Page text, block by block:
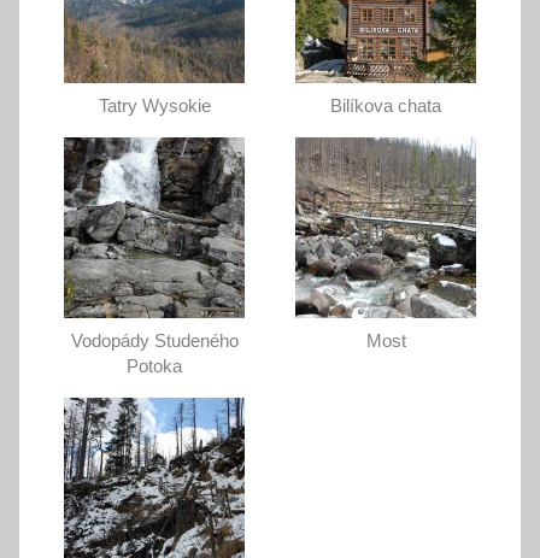
Tatry Wysokie Bilíkova chata
Vodopády Studeného
Potoka
Most